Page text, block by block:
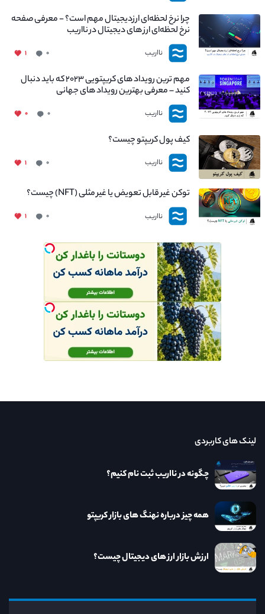
چرا نرخ لحظه‌ای ارزدیجیتال مهم است؟ - معرفی صفحه
نرخ لحظه‌ای ارز های دیجیتال در نااریب
نااریب ۰ ۱
مهم ترین رویداد های کریپتویی ۲۰۲۳ که باید دنبال
کنید – معرفی بهترین رویداد های جهانی
نااریب ۰ ۰
کیف پول کریپتو چیست؟
نااریب ۰ ۱
توکن غیر قابل تعویض یا غیر مثلی (NFT) چیست؟
نااریب ۰ ۱
لینک های کاربردی
چگونه در نااریب ثبت نام کنیم؟
همه چیز درباره نهنگ های بازار کریپتو
ارزش بازار ارز های دیجیتال چیست؟